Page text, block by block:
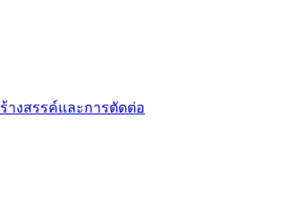
างสรรค์และการตัดต่อ